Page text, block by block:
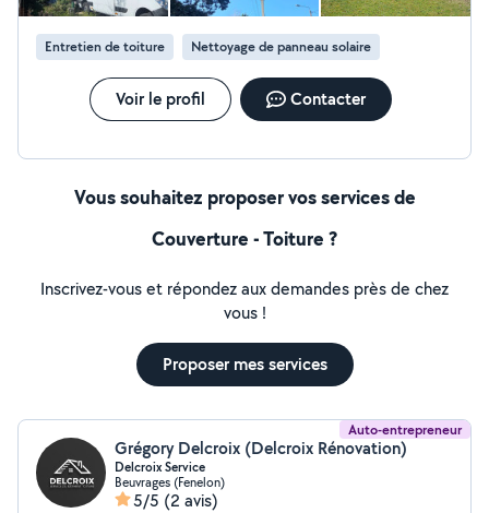
Entretien de toiture Nettoyage de panneau solaire
Voir le profil Contacter
Vous souhaitez proposer vos services de
Couverture - Toiture ?
Inscrivez-vous et répondez aux demandes près de chez
vous !
Proposer mes services
Auto-entrepreneur
Grégory Delcroix (Delcroix Rénovation)
Delcroix Service
Beuvrages (Fenelon)
5/5 (2 avis)